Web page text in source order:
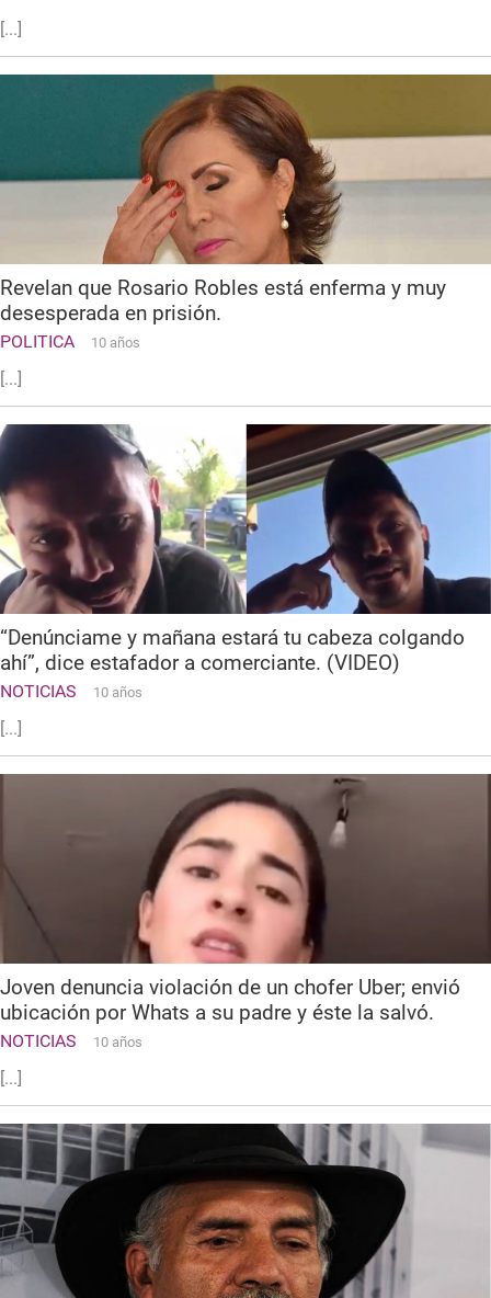
[...]
Revelan que Rosario Robles está enferma y muy
desesperada en prisión.
POLITICA 10 años
[...]
“Denúnciame y mañana estará tu cabeza colgando
ahí”, dice estafador a comerciante. (VIDEO)
NOTICIAS 10 años
[...]
Joven denuncia violación de un chofer Uber; envió
ubicación por Whats a su padre y éste la salvó.
NOTICIAS 10 años
[...]